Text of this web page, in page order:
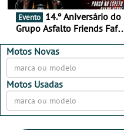
Evento
Grupo Asfalto Friends Fafe,
2026
Motos Novas
Motos Usadas